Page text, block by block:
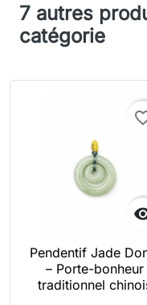
7 autres
catégorie
Pendentif Jade
– Porte-bonheur
traditionnel